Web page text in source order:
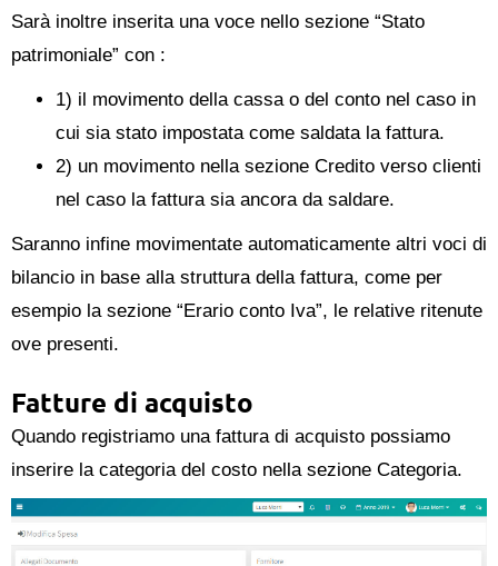
Sarà inoltre inserita una voce nello sezione “Stato
patrimoniale” con :
1) il movimento della cassa o del conto nel caso in
cui sia stato impostata come saldata la fattura.
2) un movimento nella sezione Credito verso clienti
nel caso la fattura sia ancora da saldare.
Saranno infine movimentate automaticamente altri voci di
bilancio in base alla struttura della fattura, come per
esempio la sezione “Erario conto Iva”, le relative ritenute
ove presenti.
Fatture di acquisto
Quando registriamo una fattura di acquisto possiamo
inserire la categoria del costo nella sezione Categoria.